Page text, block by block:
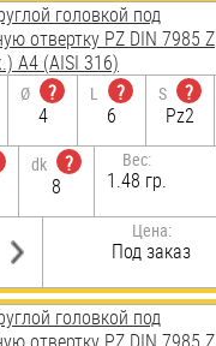
головкой под
отвертку PZ DIN 7985 Z
A4 (AISI 316)
Ø
?
4
L
?
6
S
?
Pz2
dk
?
8
Вес:
1.48 гр.
Цена:
Под заказ
головкой под